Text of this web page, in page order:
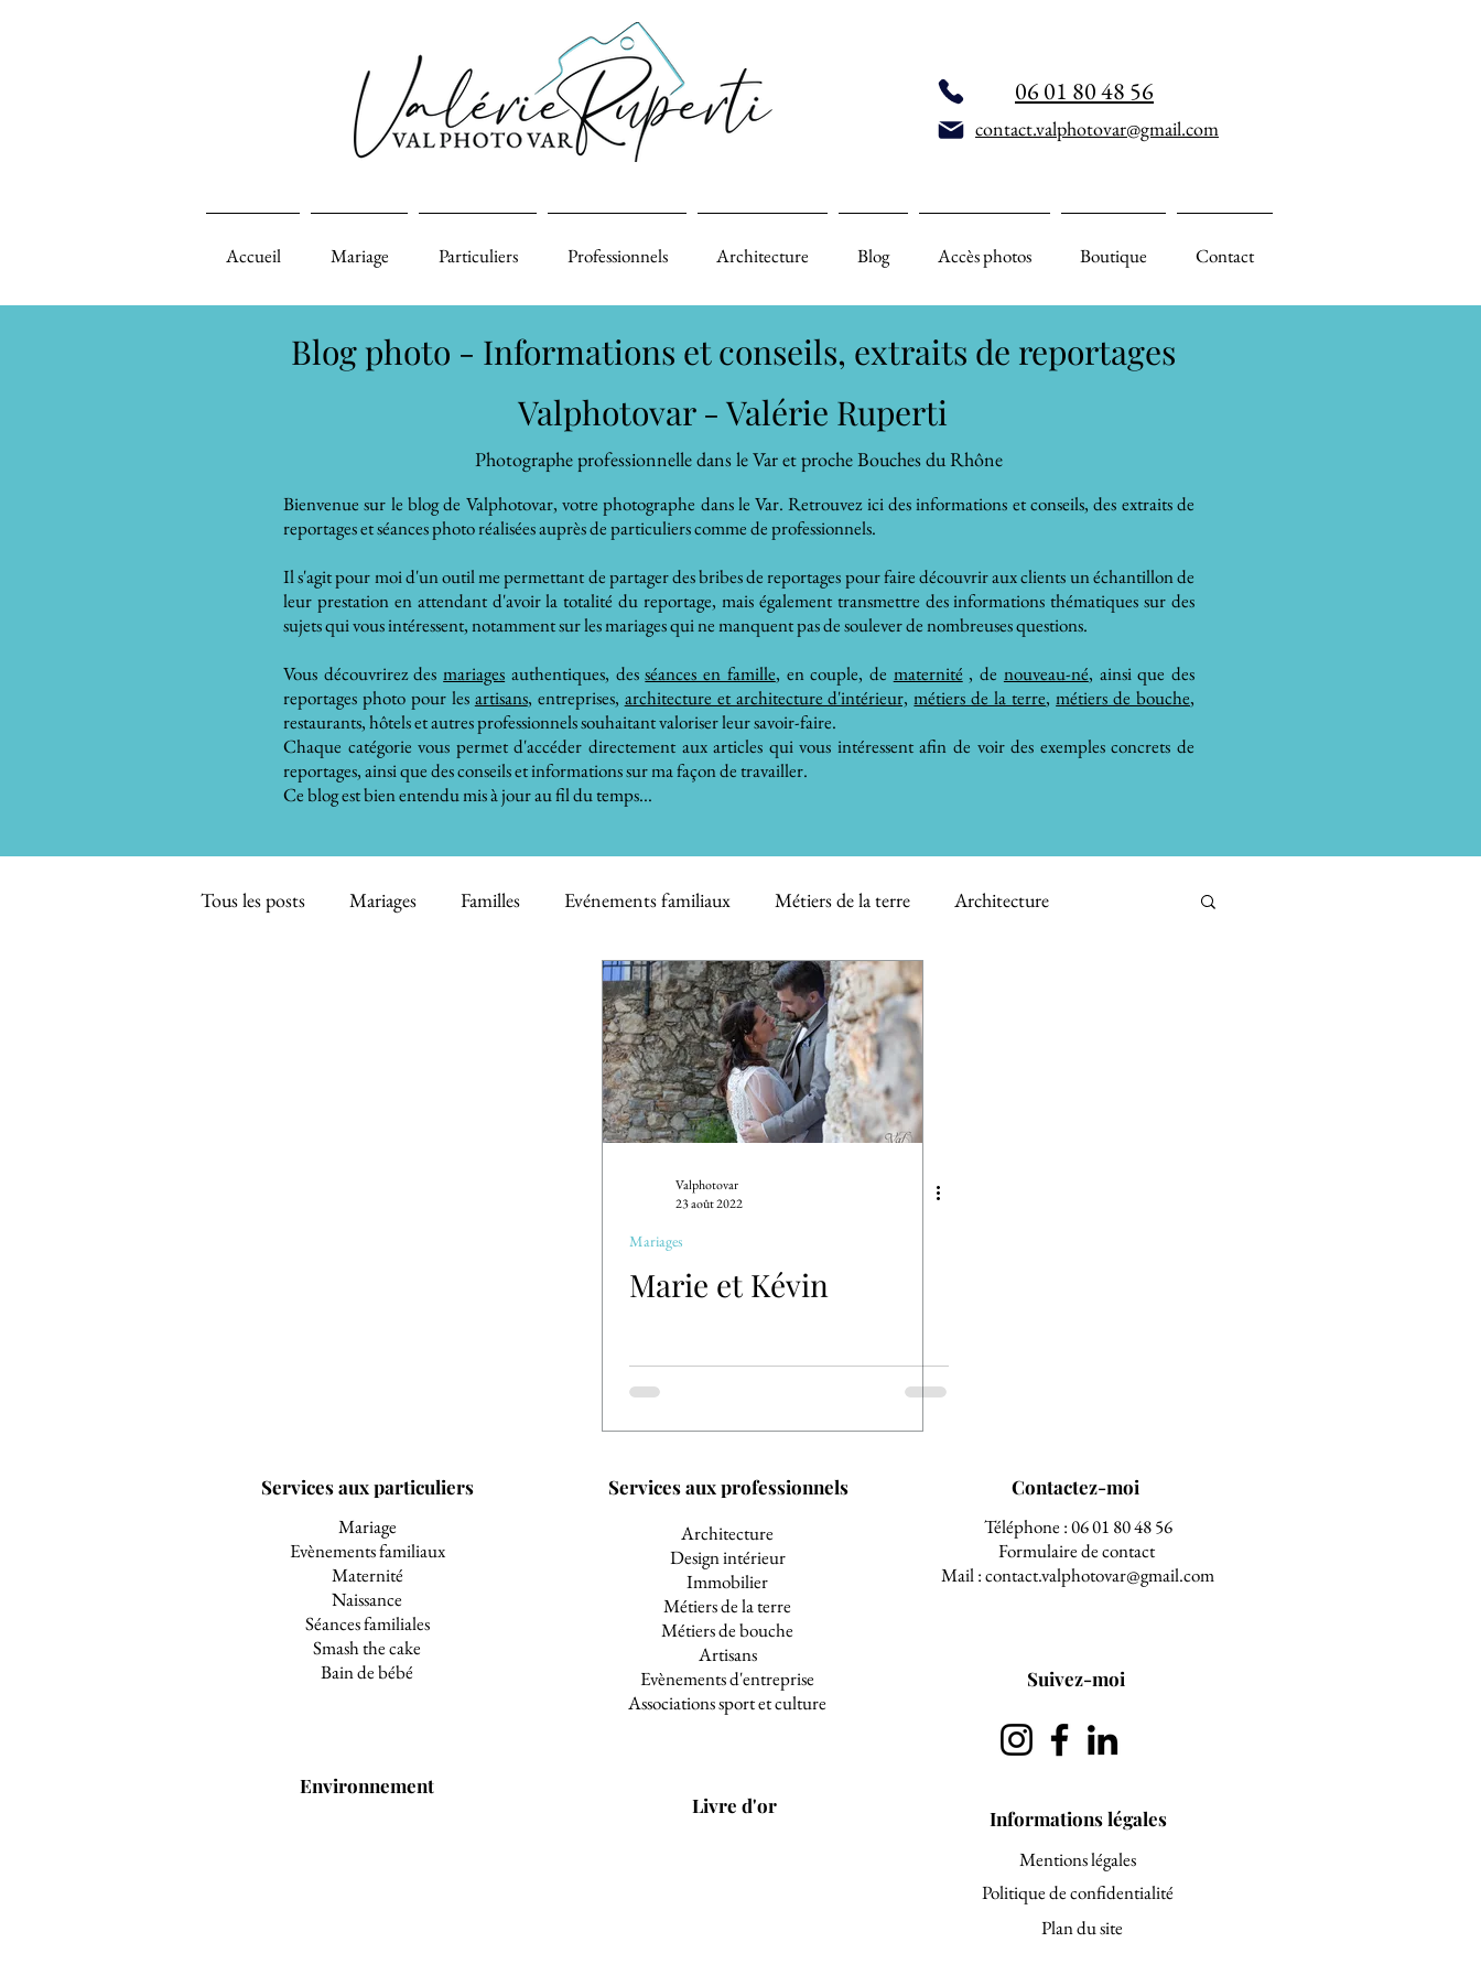
06 01 80 48 56
contact.valphotovar@gmail.com
Accueil Mariage Particuliers Professionnels Architecture Blog Accès photos Boutique Contact
Valphotovar - Valérie Ruperti
Photographe professionnelle dans le Var et proche Bouches du Rhône
Blog photo - Informations et conseils, extraits de reportages
Bienvenue sur le blog de Valphotovar, votre photographe dans le Var. Retrouvez ici des informations et conseils, des extraits de
reportages et séances photo réalisées auprès de particuliers comme de professionnels.
Il s'agit pour moi d'un outil me permettant de partager des bribes de reportages pour faire découvrir aux clients un échantillon de
leur prestation en attendant d'avoir la totalité du reportage, mais également transmettre des informations thématiques sur des
sujets qui vous intéressent, notamment sur les mariages qui ne manquent pas de soulever de nombreuses questions.
Vous découvrirez desmariages authentiques, desséances en famille, en couple, de maternité , de nouveau-né, ainsi que des
reportages photo pour les artisans, entreprises, architecture et architecture d'intérieur, métiers de la terre,métiers de bouche,
restaurants, hôtels et autres professionnels souhaitant valoriser leur savoir-faire.
Chaque catégorie vous permet d'accéder directement aux articles qui vous intéressent afin de voir des exemples concrets de
reportages, ainsi que des conseils et informations sur ma façon de travailler.
Ce blog est bien entendu mis à jour au fil du temps...
Tous les posts Mariages Familles Evénements familiaux Métiers de la terre Architecture
Smash the Cake - Bain de Bébé Animaux domestiques Artisans
Sport /Spectacles Informations
Valphotovar
23 août 2022
Mariages
Marie et Kévin
Services aux particuliers
Mariage
Evènements familiaux
Maternité
Naissance
Séances familiales
Smash the cake
Bain de bébé
Services aux professionnels
Architecture
Design intérieur
Immobilier
Métiers de la terre
Métiers de bouche
Artisans
Evènements d'entreprise
Associations sport et culture
Téléphone : 06 01 80 48 56
Formulaire de contact
Mail : contact.valphotovar@gmail.com
Contactez-moi
Suivez-moi
Environnement
Livre d'or
Informations légales
Mentions légales
Politique de confidentialité
Plan du site